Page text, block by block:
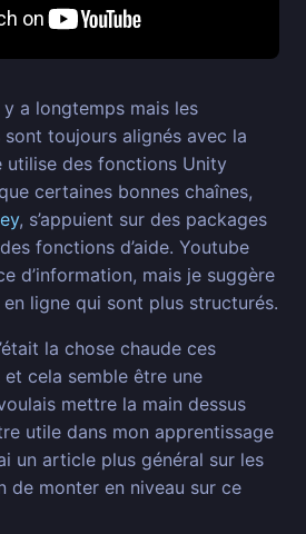
a longtemps mais les
toujours alignés avec la
utilise des fonctions Unity
certaines bonnes chaînes,
, s’appuient sur des packages
fonctions d’aide. Youtube
d’information, mais je suggère
ligne qui sont plus structurés.
la chose chaude ces
et cela semble être une
mettre la main dessus
utile dans mon apprentissage
un article plus général sur les
de monter en niveau sur ce